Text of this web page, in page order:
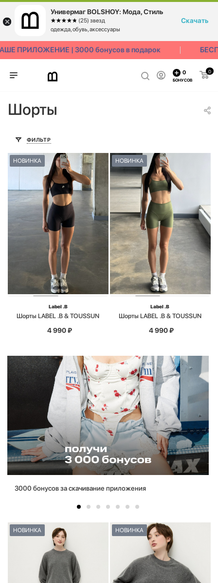
ПРИЛОЖЕНИЕ | 3000 бонусов в подарок
0
0
БОНУСОВ
Шорты
ФИЛЬТР
НОВИНКА
Label .B
Шорты LABEL .B & TOUSSUN
4 990₽
НОВИНКА
Label .B
Шорты LABEL .B & TOUSSUN
4 990₽
3000 бонусов за скачивание приложения
НОВИНКА НОВИНКА
Универмаг BOLSHOY: Мода, Стиль
☆☆☆☆☆
★★★★★ (25) звезд
одежда, обувь, аксессуары
Скачать